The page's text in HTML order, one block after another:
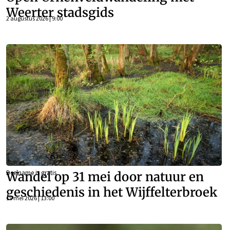
Weerter stadsgids
2 augustus 2026 | 9:00
Deelname is gratis
Wandel op 31 mei door natuur en
geschiedenis in het Wijffelterbroek
19 mei 2026 | 13:00